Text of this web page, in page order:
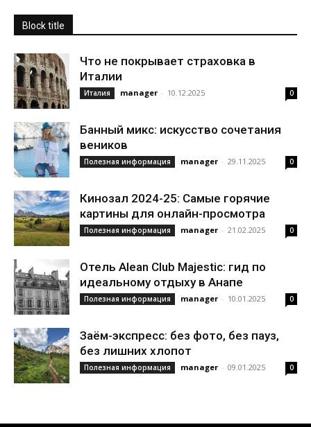
Block title
Что не покрывает страховка в
Италии
Италия manager - 10.12.2025 0
Банный микс: искусство сочетания
веников
Полезная информация manager - 29.11.2025 0
Кинозал 2024-25: Самые горячие
картины для онлайн-просмотра
Полезная информация manager - 21.02.2025 0
Отель Alean Club Majestic: гид по
идеальному отдыху в Анапе
Полезная информация manager - 10.01.2025 0
Заём-экспресс: без фото, без пауз,
без лишних хлопот
Полезная информация manager - 09.01.2025 0